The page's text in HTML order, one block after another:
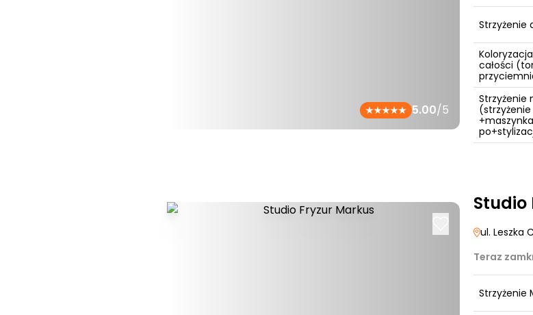
5.00/5
Strzyżenie
całości
Strzyżenie
Studio
ul. Leszka
Teraz
Strzyżenie